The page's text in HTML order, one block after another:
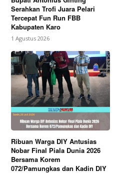
Serahkan Trofi Juara Pelari
Tercepat Fun Run FBB
Kabupaten Karo
1 Agustus 2026
Ribuan Warga DIY Antusias
Nobar Final Piala Dunia 2026
Bersama Korem
072/Pamungkas dan Kadin DIY